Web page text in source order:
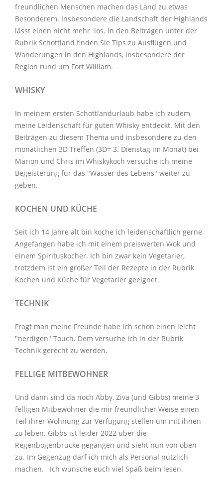
freundlichen Menschen machen das Land zu etwas
Besonderem. Insbesondere die Landschaft der Highlands
lässt einen nicht mehr los. In den Beiträgen unter der
Rubrik Schottland finden Sie Tips zu Ausflügen und
Wanderungen in den Highlands, insbesondere der
Region rund um Fort William.
WHISKY
In meinem ersten Schottlandurlaub habe ich zudem
meine Leidenschaft für guten Whisky entdeckt. Mit den
Beiträgen zu diesem Thema und insbesondere zu den
monatlichen 3D Treffen (3D= 3. Dienstag im Monat) bei
Marion und Chris im Whiskykoch versuche ich meine
Begeisterung für das "Wasser des Lebens" weiter zu
geben.
KOCHEN UND KÜCHE
Seit ich 14 Jahre alt bin koche ich leidenschaftlich gerne.
Angefangen habe ich mit einem preiswerten Wok und
einem Spirituskocher. Ich bin zwar kein Vegetarier,
trotzdem ist ein großer Teil der Rezepte in der Rubrik
Kochen und Küche für Vegetarier geeignet.
TECHNIK
Fragt man meine Freunde habe ich schon einen leicht
"nerdigen" Touch. Dem versuche ich in der Rubrik
Technik gerecht zu werden.
FELLIGE MITBEWOHNER
Und dann sind da noch Abby, Ziva (und Gibbs) meine 3
felligen Mitbewohner die mir freundlicher Weise einen
Teil ihrer Wohnung zur Verfügung stellen um mit ihnen
zu leben. Gibbs ist leider 2022 über die
Regenbogenbrücke gegangen und sieht nun von oben
zu. Im Gegenzug darf ich mich als Personal nützlich
machen. Ich wünsche euch viel Spaß beim lesen.